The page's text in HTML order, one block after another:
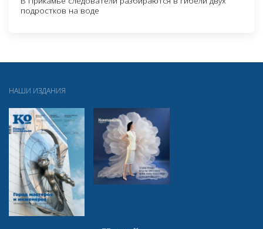
подростков на воде
НАШИ ИЗДАНИЯ